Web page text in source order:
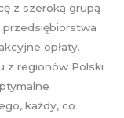
z szeroką grupą
przedsiębiorstwa
opłaty.
z regionów Polski
każdy, co